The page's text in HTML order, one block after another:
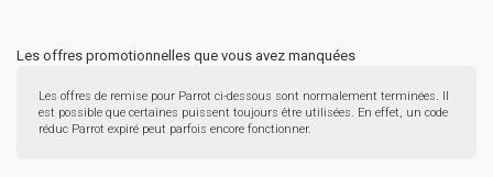
Les offres promotionnelles que vous avez manquées
Les offres de remise pour Parrot ci-dessous sont normalement terminées. Il
est possible que certaines puissent toujours être utilisées. En effet, un code
réduc Parrot expiré peut parfois encore fonctionner.